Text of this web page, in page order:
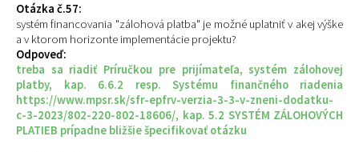
Otázka č.57:
systém financovania "zálohová platba" je možné uplatniť v akej výške
a v ktorom horizonte implementácie projektu?
Odpoveď:
treba sa riadiť Príručkou pre prijímateľa, systém zálohovej
platby, kap. 6.6.2 resp. Systému finančného riadenia
https://www.mpsr.sk/sfr-epfrv-verzia-3-3-v-zneni-dodatku-
c-3-2023/802-220-802-18606/, kap. 5.2 SYSTÉM ZÁLOHOVÝCH
PLATIEB prípadne bližšie špecifikovať otázku